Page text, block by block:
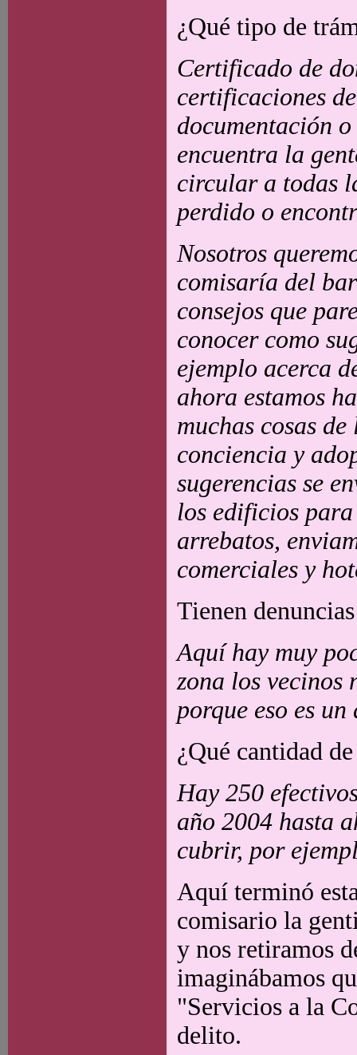
¿Qué tipo de
Certificado de
certificaciones
documentación
encuentra la
circular a todas
perdido o
Nosotros
comisaría del
consejos que
conocer como
ejemplo acerca
ahora estamos
muchas cosas
conciencia y
sugerencias se
los edificios
arrebatos,
comerciales y
Tienen
Aquí hay muy
zona los
porque eso es
¿Qué cantidad
Hay 250
año 2004 hasta
cubrir, por
Aquí terminó
comisario la
y nos retiramos
imaginábamos
"Servicios a la
delito.